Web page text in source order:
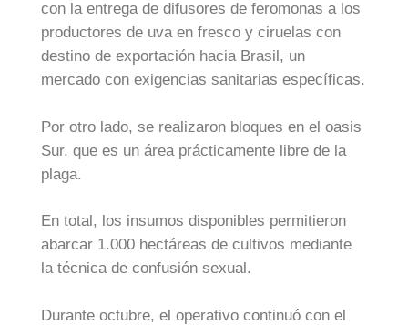
con la entrega de difusores de feromonas a los
productores de uva en fresco y ciruelas con
destino de exportación hacia Brasil, un
mercado con exigencias sanitarias específicas.
Por otro lado, se realizaron bloques en el oasis
Sur, que es un área prácticamente libre de la
plaga.
En total, los insumos disponibles permitieron
abarcar 1.000 hectáreas de cultivos mediante
la técnica de confusión sexual.
Durante octubre, el operativo continuó con el